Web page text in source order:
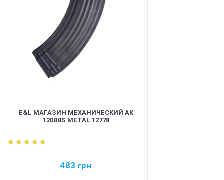
E&L МАГАЗИН МЕХАНИЧЕСКИЙ АК
120BBS METAL 12778
483 грн